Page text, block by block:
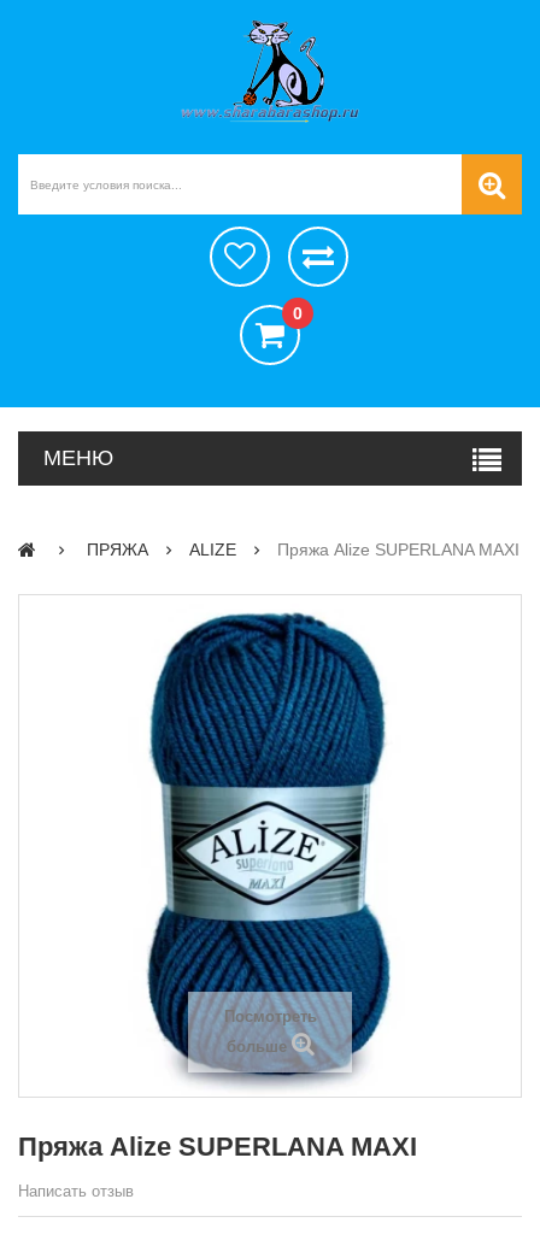
0
МЕНЮ
ПРЯЖА ALIZE Пряжа Alize SUPERLANA MAXI
Посмотреть
больше
Пряжа Alize SUPERLANA MAXI
Написать отзыв